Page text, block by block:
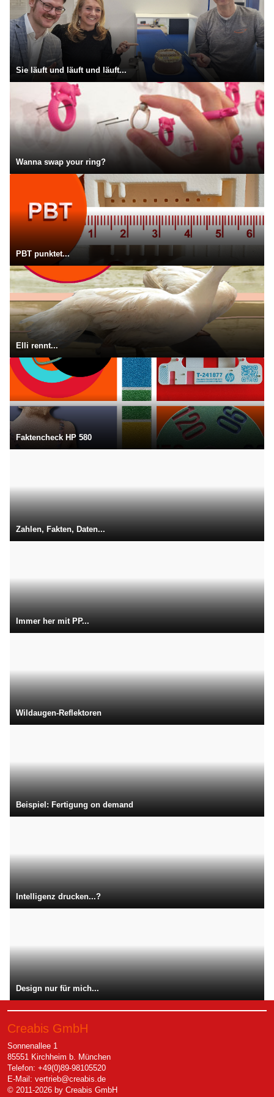
Sie läuft und läuft und läuft...
Wanna swap your ring?
PBT punktet...
Elli rennt...
Faktencheck HP 580
Zahlen, Fakten, Daten...
Immer her mit PP...
Wildaugen-Reflektoren
Beispiel: Fertigung on demand
Intelligenz drucken...?
Design nur für mich...
Creabis GmbH
Sonnenallee 1
85551 Kirchheim b. München
Telefon: +49(0)89-98105520
E-Mail: vertrieb@creabis.de
© 2011-2026 by Creabis GmbH